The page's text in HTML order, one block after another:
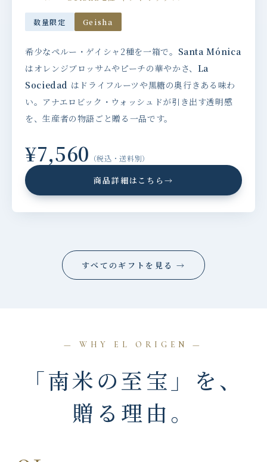
数量限定 Geisha
希少なペルー・ゲイシャ2種を一箱で。 Santa Mónica
はオレンジブロッサムやピーチの華やかさ、 La
Sociedad はドライフルーツや黒糖の奥行きある味わ
い。アナエロビック・ウォッシュドが引き出す透明感
を、生産者の物語ごと贈る一品です。
¥7,560 （税込・送料別）
商品詳細はこちら→
すべてのギフトを見る →
— WHY EL ORIGEN —
「南米の至宝」を、
贈る理由。